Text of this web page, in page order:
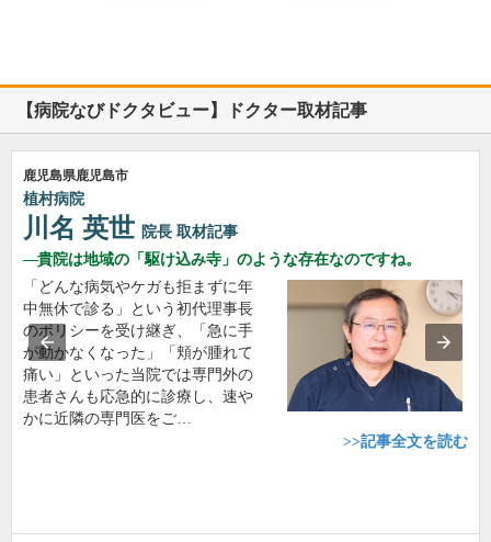
【病院なびドクタビュー】ドクター取材記事
鹿児島県鹿児島市
植村病院
川名 英世 院長 取材記事
貴院は地域の「駆け込み寺」のような存在なのですね。
「どんな病気やケガも拒まずに年
中無休で診る」という初代理事長
のポリシーを受け継ぎ、「急に手
が動かなくなった」「頬が腫れて
痛い」といった当院では専門外の
患者さんも応急的に診療し、速や
かに近隣の専門医をご…
>>記事全文を読む